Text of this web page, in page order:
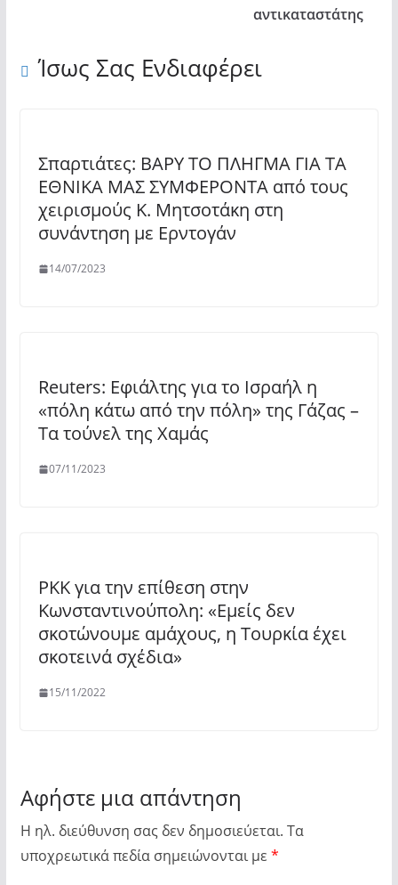
αντικαταστάτης
Ίσως Σας Ενδιαφέρει
Σπαρτιάτες: ΒΑΡΥ ΤΟ ΠΛΗΓΜΑ ΓΙΑ ΤΑ
ΕΘΝΙΚΑ ΜΑΣ ΣΥΜΦΕΡΟΝΤΑ από τους
χειρισμούς Κ. Μητσοτάκη στη
συνάντηση με Ερντογάν
14/07/2023
Reuters: Eφιάλτης για το Ισραήλ η
«πόλη κάτω από την πόλη» της Γάζας –
Τα τούνελ της Χαμάς
07/11/2023
PKK για την επίθεση στην
Κωνσταντινούπολη: «Εμείς δεν
σκοτώνουμε αμάχους, η Τουρκία έχει
σκοτεινά σχέδια»
15/11/2022
Αφήστε μια απάντηση
Η ηλ. διεύθυνση σας δεν δημοσιεύεται. Τα
υποχρεωτικά πεδία σημειώνονται με *